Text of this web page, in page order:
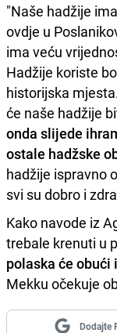
"Naše hadžije
ovdje u
ima veću
Hadžije koriste
historijska
će naše hadžije
onda slijede
ostale hadžske
hadžije ispravno
svi su dobro i
Kako navode iz
trebale krenuti u
polaska će obući
Mekku očekuje
Dodajte